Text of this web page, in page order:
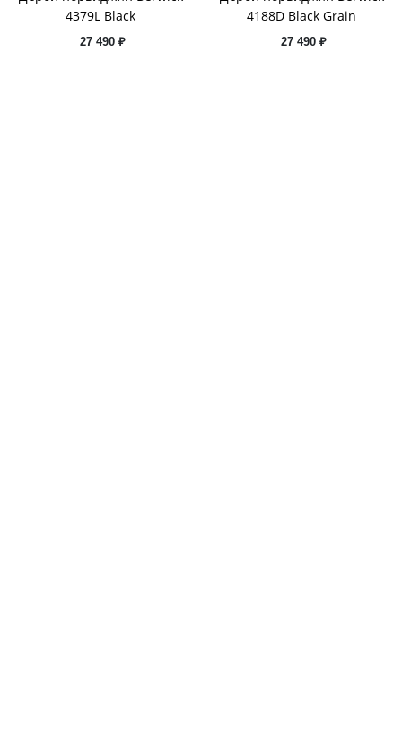
4379L Black
27 490 ₽
4188D Black Grain
27 490 ₽